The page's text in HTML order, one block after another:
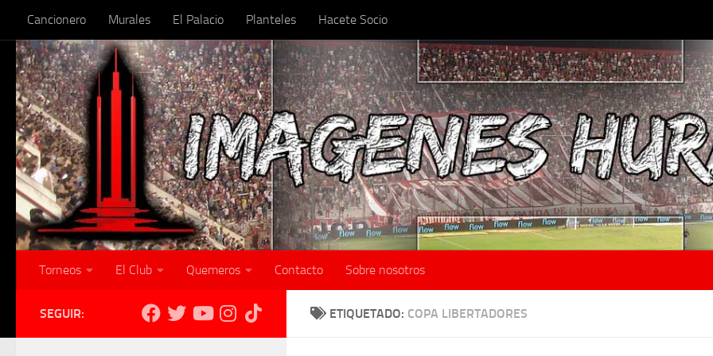
Skip to content
Cancionero Murales El Palacio Planteles Hacete Socio
Torneos El Club Quemeros Contacto Sobre nosotros
ETIQUETADO: COPA LIBERTADORES
SEGUIR: